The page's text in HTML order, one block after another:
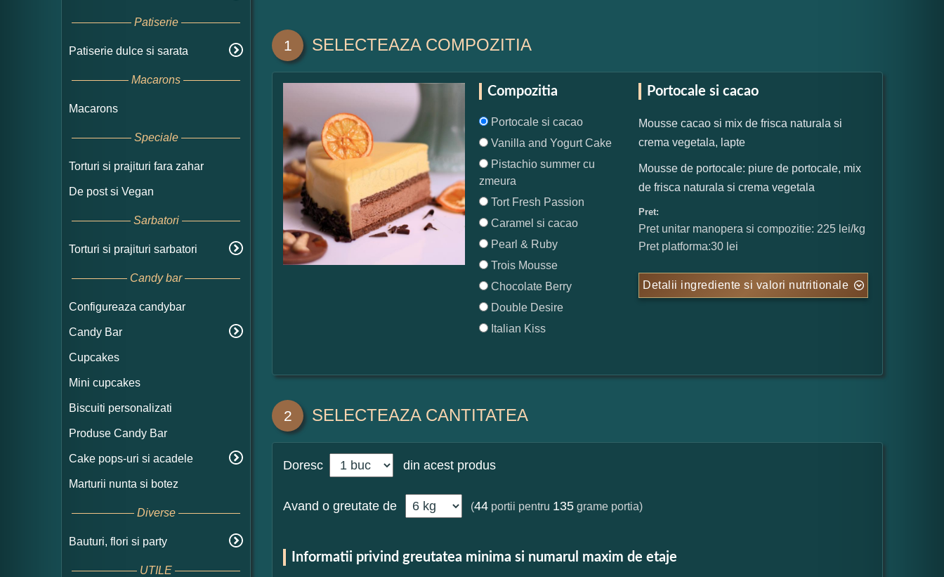
Patiserie
Patiserie dulce si sarata
Macarons
Macarons
Speciale
Torturi si prajituri fara zahar
De post si Vegan
Sarbatori
Torturi si prajituri sarbatori
Candy bar
Configureaza candybar
Candy Bar
Cupcakes
Mini cupcakes
Biscuiti personalizati
Produse Candy Bar
Cake pops-uri si acadele
Marturii nunta si botez
Diverse
Bauturi, flori si party
UTILE
1 SELECTEAZA COMPOZITIA
Compozitia
Portocale si cacao
Vanilla and Yogurt Cake
Pistachio summer cu
zmeura
Tort Fresh Passion
Caramel si cacao
Pearl & Ruby
Trois Mousse
Chocolate Berry
Double Desire
Italian Kiss
Portocale si cacao
Mousse cacao si mix de frisca naturala si
crema vegetala, lapte
Mousse de portocale: piure de portocale, mix
de frisca naturala si crema vegetala
Pret:
Pret unitar manopera si compozitie: 225 lei/kg
Pret platforma:30 lei
Detalii ingrediente si valori nutritionale
2 SELECTEAZA CANTITATEA
Doresc din acest produs
Avand o greutate de (44 portii pentru 135 grame portia)
Informatii privind greutatea minima si numarul maxim de etaje